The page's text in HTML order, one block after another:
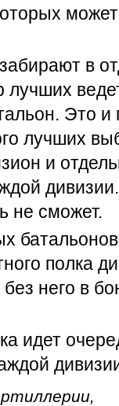
в
лучших
Это и
лучших
и
не сможет.
полка
него в
идет